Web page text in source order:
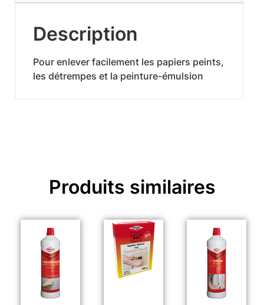
Description
Pour enlever facilement les papiers peints,
les détrempes et la peinture-émulsion
Produits similaires